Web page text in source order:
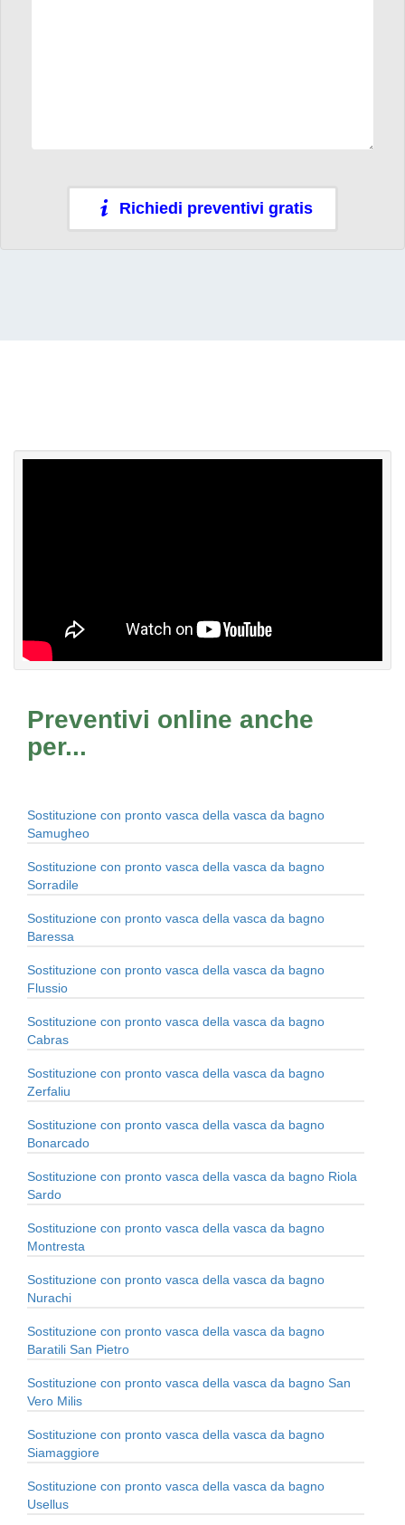
Richiedi preventivi gratis
Preventivi online anche
per...
Sostituzione con pronto vasca della vasca da bagno
Samugheo
Sostituzione con pronto vasca della vasca da bagno
Sorradile
Sostituzione con pronto vasca della vasca da bagno
Baressa
Sostituzione con pronto vasca della vasca da bagno
Flussio
Sostituzione con pronto vasca della vasca da bagno
Cabras
Sostituzione con pronto vasca della vasca da bagno
Zerfaliu
Sostituzione con pronto vasca della vasca da bagno
Bonarcado
Sostituzione con pronto vasca della vasca da bagno Riola
Sardo
Sostituzione con pronto vasca della vasca da bagno
Montresta
Sostituzione con pronto vasca della vasca da bagno
Nurachi
Sostituzione con pronto vasca della vasca da bagno
Baratili San Pietro
Sostituzione con pronto vasca della vasca da bagno San
Vero Milis
Sostituzione con pronto vasca della vasca da bagno
Siamaggiore
Sostituzione con pronto vasca della vasca da bagno
Usellus